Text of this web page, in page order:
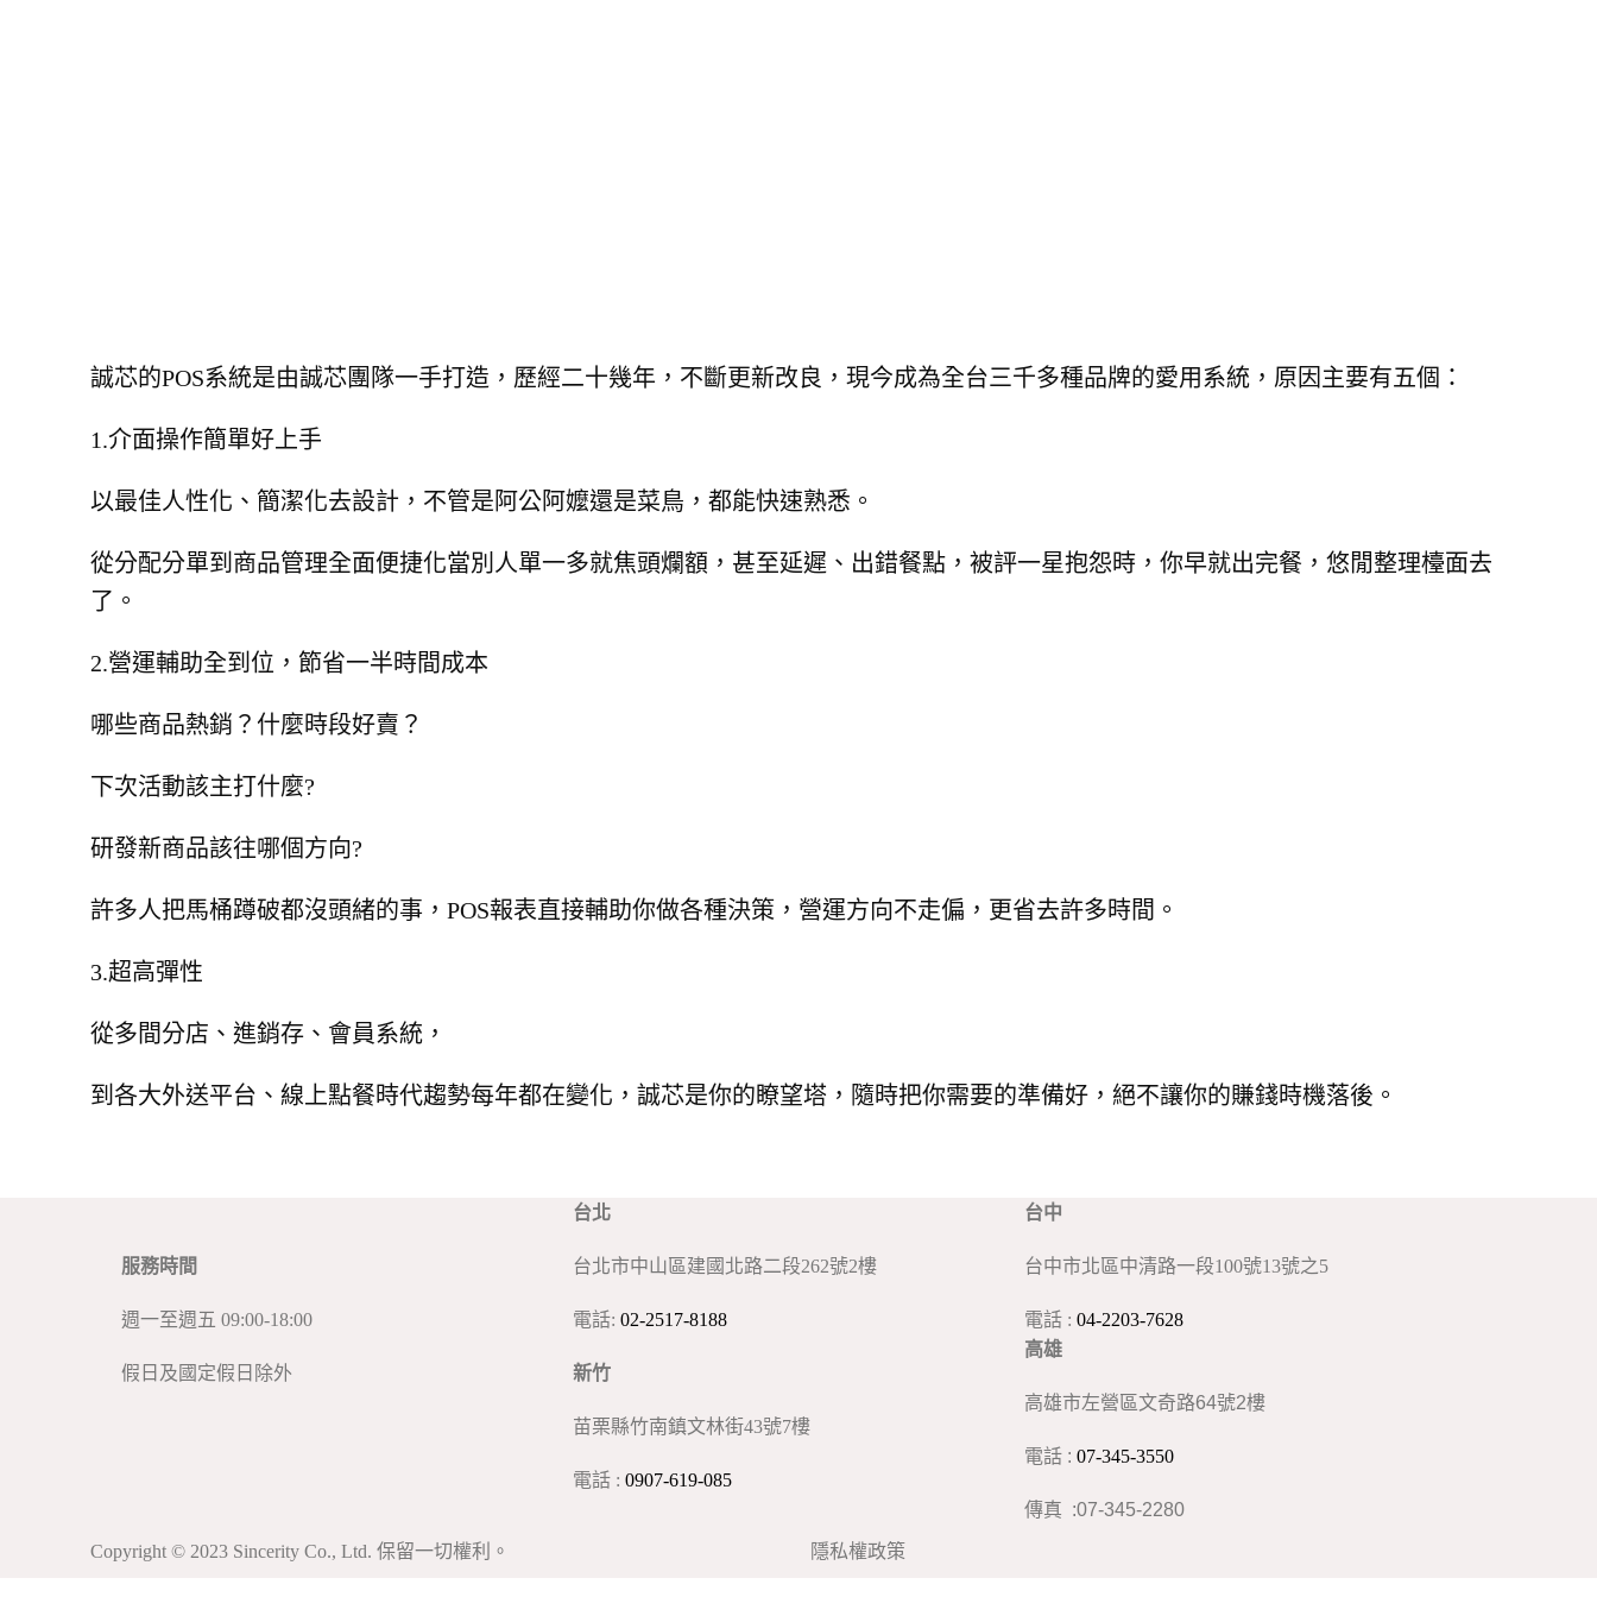
誠芯的POS系統是由誠芯團隊一手打造，歷經二十幾年，不斷更新改良，現今成為全台三千多種品牌的愛用系統，原因主要有五個：
1.介面操作簡單好上手
以最佳人性化、簡潔化去設計，不管是阿公阿嬤還是菜鳥，都能快速熟悉。
從分配分單到商品管理全面便捷化當別人單一多就焦頭爛額，甚至延遲、出錯餐點，被評一星抱怨時，你早就出完餐，悠閒整理檯面去
了。
2.營運輔助全到位，節省一半時間成本
哪些商品熱銷？什麼時段好賣？
下次活動該主打什麼?
研發新商品該往哪個方向?
許多人把馬桶蹲破都沒頭緒的事，POS報表直接輔助你做各種決策，營運方向不走偏，更省去許多時間。
3.超高彈性
從多間分店、進銷存、會員系統，
到各大外送平台、線上點餐時代趨勢每年都在變化，誠芯是你的瞭望塔，隨時把你需要的準備好，絕不讓你的賺錢時機落後。
服務時間
週一至週五 09:00-18:00
假日及國定假日除外
台北
台北市中山區建國北路二段262號2樓
電話: 02-2517-8188
新竹
苗栗縣竹南鎮文林街43號7樓
電話 : 0907-619-085
台中
台中市北區中清路一段100號13號之5
電話 : 04-2203-7628
高雄
高雄市左營區文奇路64號2樓
電話 : 07-345-3550
傳真 :07-345-2280
Copyright © 2023 Sincerity Co., Ltd. 保留一切權利。 隱私權政策